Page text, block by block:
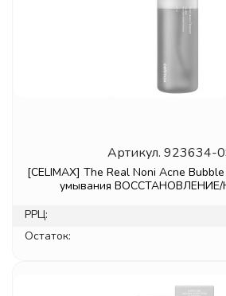
Артикул. 923634-
[CELIMAX] The Real Noni Acne
умывания
РРЦ:
Остаток: